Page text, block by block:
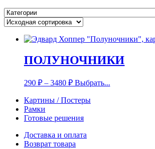
ПОЛУНОЧНИКИ
290 ₽ – 3480 ₽ Выбрать...
Картины / Постеры
Рамки
Готовые решения
Доставка и оплата
Возврат товара